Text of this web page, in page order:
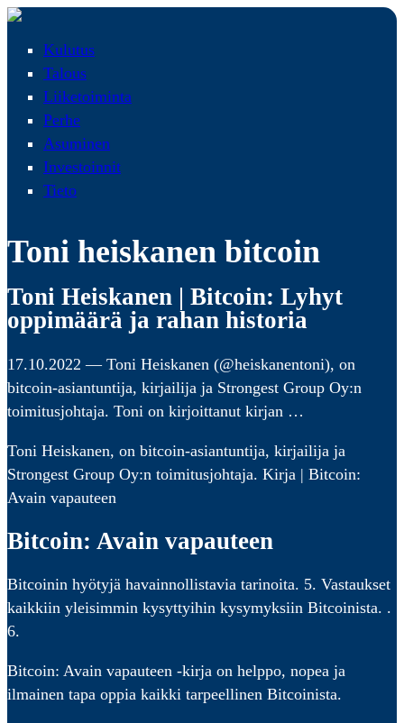
Kulutus
Talous
Liiketoiminta
Perhe
Asuminen
Investoinnit
Tieto
Toni heiskanen bitcoin
Toni Heiskanen | Bitcoin: Lyhyt
oppimäärä ja rahan historia
17.10.2022 — Toni Heiskanen (@heiskanentoni), on
bitcoin-asiantuntija, kirjailija ja Strongest Group Oy:n
toimitusjohtaja. Toni on kirjoittanut kirjan …
Toni Heiskanen, on bitcoin-asiantuntija, kirjailija ja
Strongest Group Oy:n toimitusjohtaja. Kirja | Bitcoin:
Avain vapauteen
Bitcoin: Avain vapauteen
Bitcoinin hyötyjä havainnollistavia tarinoita. 5. Vastaukset
kaikkiin yleisimmin kysyttyihin kysymyksiin Bitcoinista. ​.
6.
Bitcoin: Avain vapauteen -kirja on helppo, nopea ja
ilmainen tapa oppia kaikki tarpeellinen Bitcoinista.